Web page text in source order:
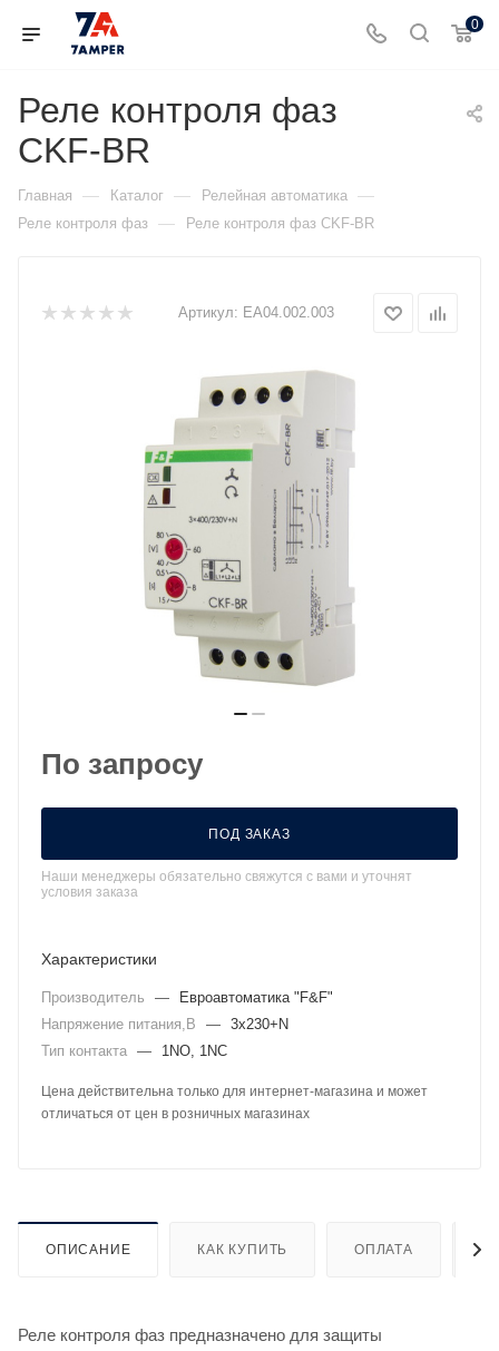
0
Реле контроля фаз
CKF-BR
Главная — Каталог — Релейная автоматика —
Реле контроля фаз — Реле контроля фаз CKF-BR
Артикул: EA04.002.003
По запросу
ПОД ЗАКАЗ
Наши менеджеры обязательно свяжутся с вами и уточнят
условия заказа
Характеристики
Производитель —
Евроавтоматика "F&F"
Напряжение питания,В
— 3х230+N
Тип контакта — 1NO, 1NC
Цена действительна только для интернет-магазина и может
отличаться от цен в розничных магазинах
ОПИСАНИЕ КАК КУПИТЬ ОПЛАТА
Реле контроля фаз предназначено для защиты